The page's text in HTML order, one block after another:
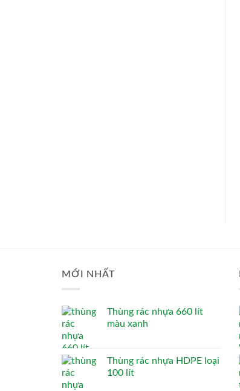
MỚI NHẤT
Thùng rác nhựa 660 lít
màu xanh
Thùng rác nhựa HDPE loại
100 lít